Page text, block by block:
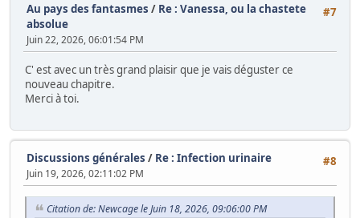
#7
Au pays des fantasmes / Re : Vanessa, ou la chastete
absolue
Juin 22, 2026, 06:01:54 PM
C' est avec un très grand plaisir que je vais déguster ce
nouveau chapitre.
Merci à toi.
#8
Discussions générales / Re : Infection urinaire
Juin 19, 2026, 02:11:02 PM
Citation de: Newcage le Juin 18, 2026, 09:06:00 PM